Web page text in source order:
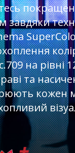
на рівні
та
кожен